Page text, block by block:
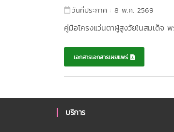
วันที่ประกาศ : 8 พ.ค. 2569
คู่มือโครงแว่นตาผู้สูงวัยในสมเด็จ
เอกสารเอกสารเผยแพร่
บริการ